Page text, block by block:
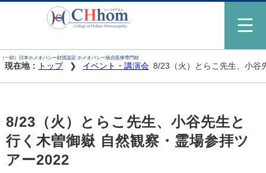
（一財）日本ホメオパシー財団認定 ホメオパシー統合医療専門校
現在地： トップ イベント・講演会 8/23（火）とらこ先生、小谷
8/23（火）とらこ先生、小谷先生と
行く木曽御嶽 自然観察・霊場参拝ツ
アー2022